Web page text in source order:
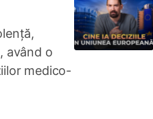
având o
medico-